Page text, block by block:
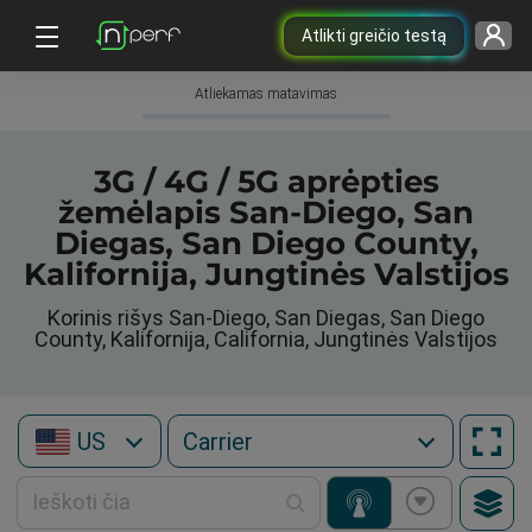
Atlikti greičio testą
Atliekamas matavimas
3G / 4G / 5G aprėpties
žemėlapis San-Diego, San
Diegas, San Diego County,
Kalifornija, Jungtinės Valstijos
Korinis rišys San-Diego, San Diegas, San Diego
County, Kalifornija, California, Jungtinės Valstijos
US